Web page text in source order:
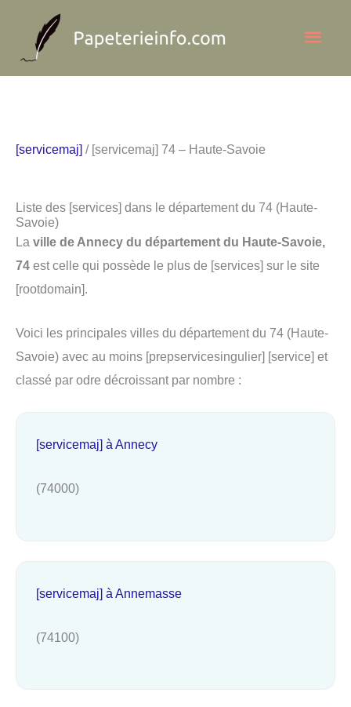
contenu
[servicemaj] / [servicemaj] 74 – Haute-Savoie
Liste des [services] dans le département du 74 (Haute-
Savoie)
La ville de Annecy du département du Haute-Savoie,
74 est celle qui possède le plus de [services] sur le site
[rootdomain].
Voici les principales villes du département du 74 (Haute-
Savoie) avec au moins [prepservicesingulier] [service] et
classé par odre décroissant par nombre :
[servicemaj] à Annecy
(74000)
[servicemaj] à Annemasse
(74100)